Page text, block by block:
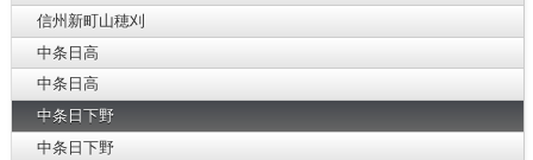
信州新町山穂刈
中条日高
中条日高
中条日下野
中条日下野